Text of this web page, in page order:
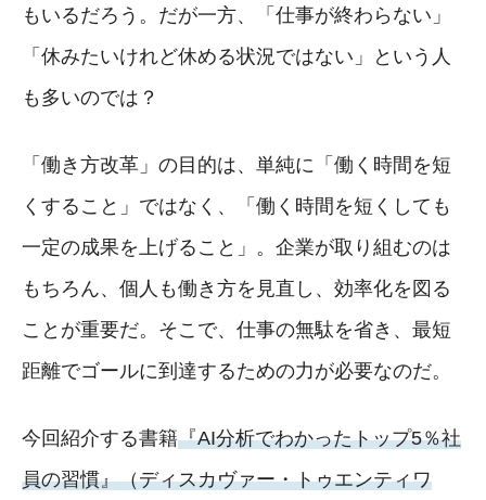
もいるだろう。だが一方、「仕事が終わらない」
「休みたいけれど休める状況ではない」という人
も多いのでは？
「働き方改革」の目的は、単純に「働く時間を短
くすること」ではなく、「働く時間を短くしても
一定の成果を上げること」。企業が取り組むのは
もちろん、個人も働き方を見直し、効率化を図る
ことが重要だ。そこで、仕事の無駄を省き、最短
距離でゴールに到達するための力が必要なのだ。
今回紹介する書籍『AI分析でわかったトップ5％社
員の習慣』（ディスカヴァー・トゥエンティワ